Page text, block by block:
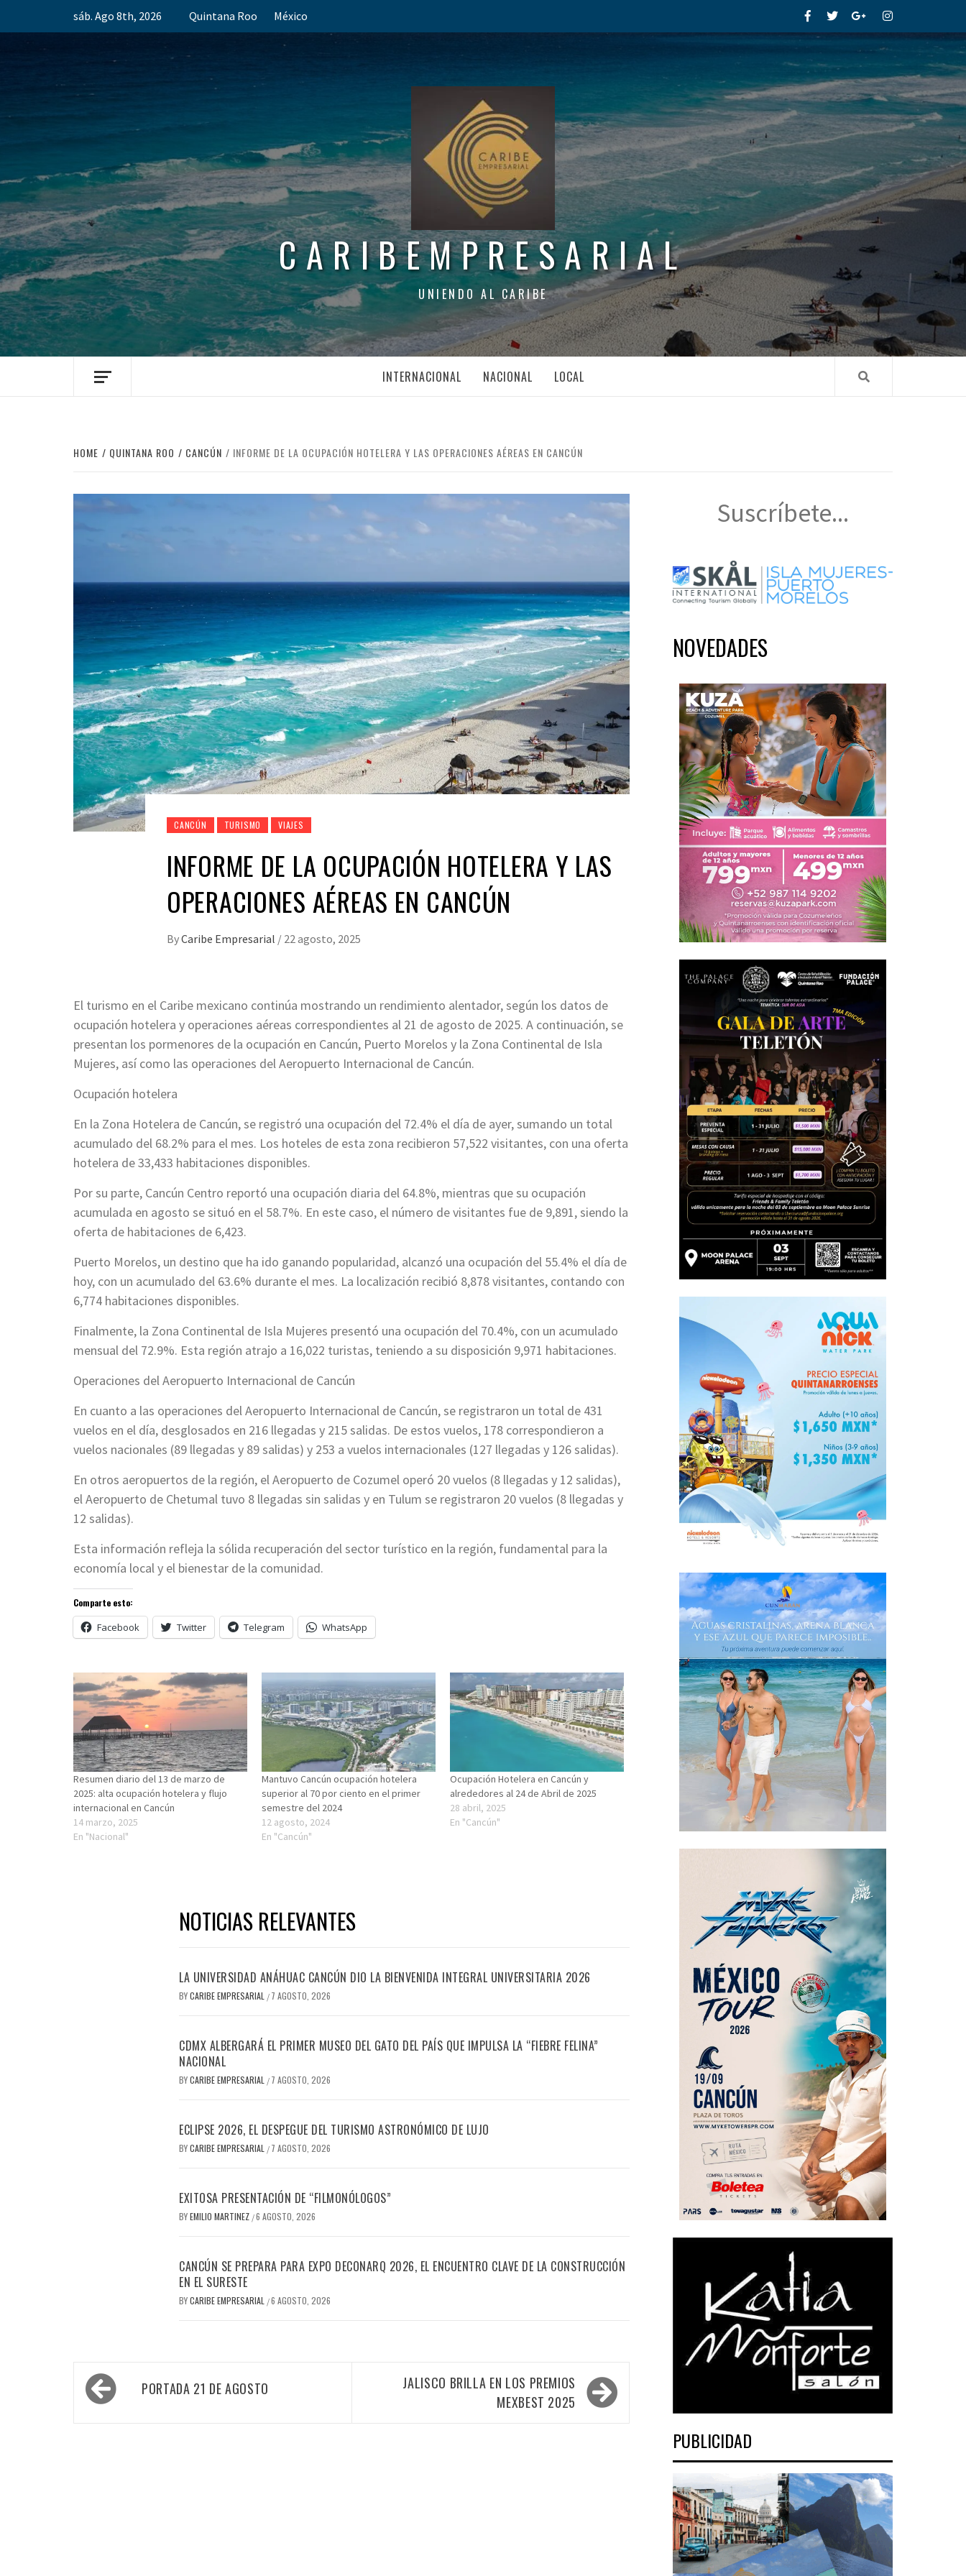
sáb. Ago 8th, 2026 Quintana Roo México FacebookTwitterGoogle+Instagram
CARIBEMPRESARIAL
UNIENDO AL CARIBE
INTERNACIONAL NACIONAL LOCAL
HOME QUINTANA ROO CANCÚN INFORME DE LA OCUPACIÓN HOTELERA Y LAS OPERACIONES AÉREAS EN CANCÚN
CANCÚN TURISMO VIAJES
INFORME DE LA OCUPACIÓN HOTELERA Y LAS
OPERACIONES AÉREAS EN CANCÚN
ByCaribe Empresarial / 22 agosto, 2025
El turismo en el Caribe mexicano continúa mostrando un rendimiento alentador, según los datos de
ocupación hotelera y operaciones aéreas correspondientes al 21 de agosto de 2025. A continuación, se
presentan los pormenores de la ocupación en Cancún, Puerto Morelos y la Zona Continental de Isla
Mujeres, así como las operaciones del Aeropuerto Internacional de Cancún.
Ocupación hotelera
En la Zona Hotelera de Cancún, se registró una ocupación del 72.4% el día de ayer, sumando un total
acumulado del 68.2% para el mes. Los hoteles de esta zona recibieron 57,522 visitantes, con una oferta
hotelera de 33,433 habitaciones disponibles.
Por su parte, Cancún Centro reportó una ocupación diaria del 64.8%, mientras que su ocupación
acumulada en agosto se situó en el 58.7%. En este caso, el número de visitantes fue de 9,891, siendo la
oferta de habitaciones de 6,423.
Puerto Morelos, un destino que ha ido ganando popularidad, alcanzó una ocupación del 55.4% el día de
hoy, con un acumulado del 63.6% durante el mes. La localización recibió 8,878 visitantes, contando con
6,774 habitaciones disponibles.
Finalmente, la Zona Continental de Isla Mujeres presentó una ocupación del 70.4%, con un acumulado
mensual del 72.9%. Esta región atrajo a 16,022 turistas, teniendo a su disposición 9,971 habitaciones.
Operaciones del Aeropuerto Internacional de Cancún
En cuanto a las operaciones del Aeropuerto Internacional de Cancún, se registraron un total de 431
vuelos en el día, desglosados en 216 llegadas y 215 salidas. De estos vuelos, 178 correspondieron a
vuelos nacionales (89 llegadas y 89 salidas) y 253 a vuelos internacionales (127 llegadas y 126 salidas).
En otros aeropuertos de la región, el Aeropuerto de Cozumel operó 20 vuelos (8 llegadas y 12 salidas),
el Aeropuerto de Chetumal tuvo 8 llegadas sin salidas y en Tulum se registraron 20 vuelos (8 llegadas y
12 salidas).
Esta información refleja la sólida recuperación del sector turístico en la región, fundamental para la
economía local y el bienestar de la comunidad.
Comparte esto:
Facebook Twitter Telegram WhatsApp
Resumen diario del 13 de marzo de
2025: alta ocupación hotelera y flujo
internacional en Cancún
14 marzo, 2025
En "Nacional"
Mantuvo Cancún ocupación hotelera
superior al 70 por ciento en el primer
semestre del 2024
12 agosto, 2024
En "Cancún"
Ocupación Hotelera en Cancún y
alrededores al 24 de Abril de 2025
28 abril, 2025
En "Cancún"
NOTICIAS RELEVANTES
LA UNIVERSIDAD ANÁHUAC CANCÚN DIO LA BIENVENIDA INTEGRAL UNIVERSITARIA 2026
BYCARIBE EMPRESARIAL / 7 AGOSTO, 2026
CDMX ALBERGARÁ EL PRIMER MUSEO DEL GATO DEL PAÍS QUE IMPULSA LA “FIEBRE FELINA”
NACIONAL
BYCARIBE EMPRESARIAL / 7 AGOSTO, 2026
ECLIPSE 2026, EL DESPEGUE DEL TURISMO ASTRONÓMICO DE LUJO
BYCARIBE EMPRESARIAL / 7 AGOSTO, 2026
EXITOSA PRESENTACIÓN DE “FILMONÓLOGOS”
BYEMILIO MARTINEZ /6 AGOSTO, 2026
CANCÚN SE PREPARA PARA EXPO DECONARQ 2026, EL ENCUENTRO CLAVE DE LA CONSTRUCCIÓN
EN EL SURESTE
BYCARIBE EMPRESARIAL /6 AGOSTO, 2026
Navegación
de PORTADA 21 DE AGOSTO
JALISCO BRILLA EN LOS PREMIOS
MEXBEST 2025
Suscríbete...
NOVEDADES
PUBLICIDAD